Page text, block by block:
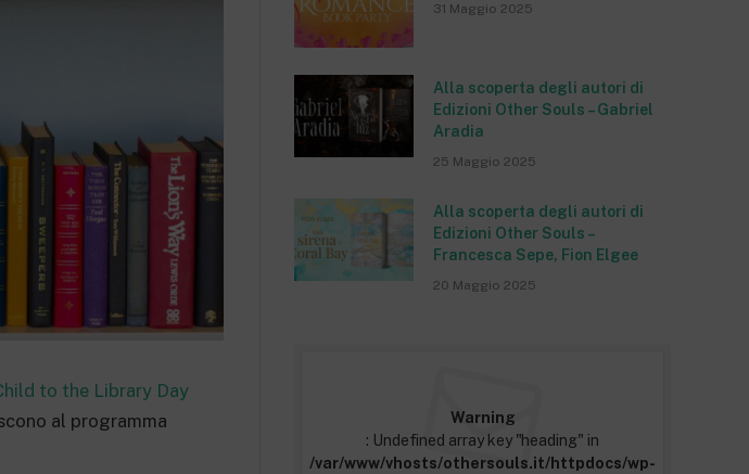
to the Library Day
al programma
31 Maggio 2025
Alla scoperta degli autori di
Edizioni Other Souls – Gabriel
Aradia
25 Maggio 2025
Alla scoperta degli autori di
Edizioni Other Souls –
Francesca Sepe, Fion Elgee
20 Maggio 2025
Warning
: Undefined array key "heading" in
/var/www/vhosts/othersouls.it/httpdocs/wp-